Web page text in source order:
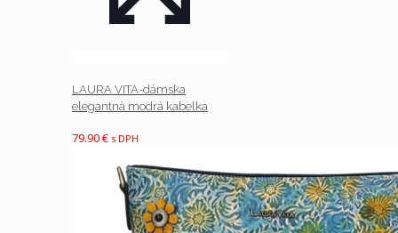
LAURA VITA-dámska
elegantná modrá kabelka
79.90€ s DPH